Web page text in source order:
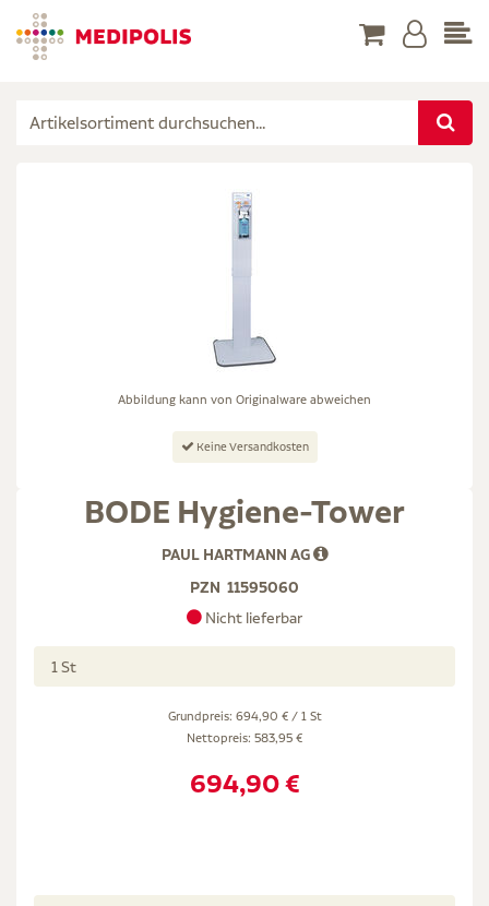
Abbildung kann von Originalware abweichen
Keine Versandkosten
BODE Hygiene-Tower
PAUL HARTMANN AG
PZN 11595060
Nicht lieferbar
1 St
Grundpreis: 694,90 € / 1 St
Nettopreis: 583,95 €
694,90 €